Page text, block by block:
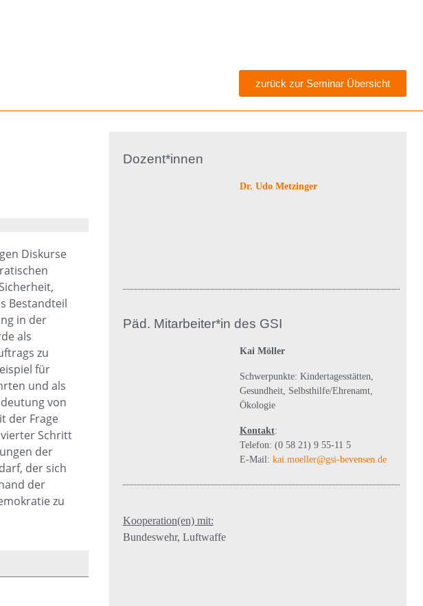
zurück zur Seminar Übersicht
Diskurse
Bestandteil
in der
als
zu
für
und als
von
der Frage
vierter Schritt
der
der sich
der
zu
Dozent*innen
Dr. Udo Metzinger
Päd. Mitarbeiter*in des GSI
Kai Möller
Schwerpunkte: Kindertagesstätten,
Gesundheit, Selbsthilfe/Ehrenamt,
Ökologie
Kontakt:
Telefon: (0 58 21) 9 55-11 5
E-Mail: kai.moeller@gsi-bevensen.de
Kooperation(en) mit:
Bundeswehr, Luftwaffe